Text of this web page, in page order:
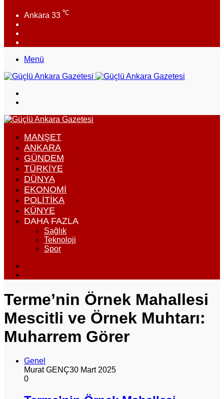
Ankara 33 ℃
Menü
değiştir
MANŞET
ANKARA
GÜNDEM
TÜRKIYE
DÜNYA
EKONOMI
POLITIKA
KÜNYE
DAHA FAZLA
Sağlık
Teknoloji
Spor
Terme’nin Örnek Mahallesi
Mescitli ve Örnek Muhtarı:
Muharrem Görer
Genel
Murat GENÇ30 Mart 2025
0